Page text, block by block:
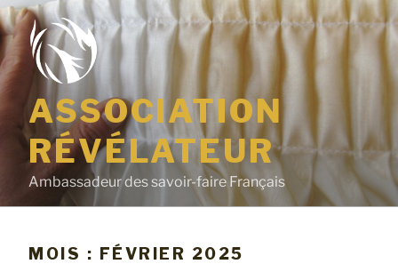
Aller
au
contenu
principal
ASSOCIATION
RÉVÉLATEUR
Ambassadeur des savoir-faire Français
MOIS : FÉVRIER 2025